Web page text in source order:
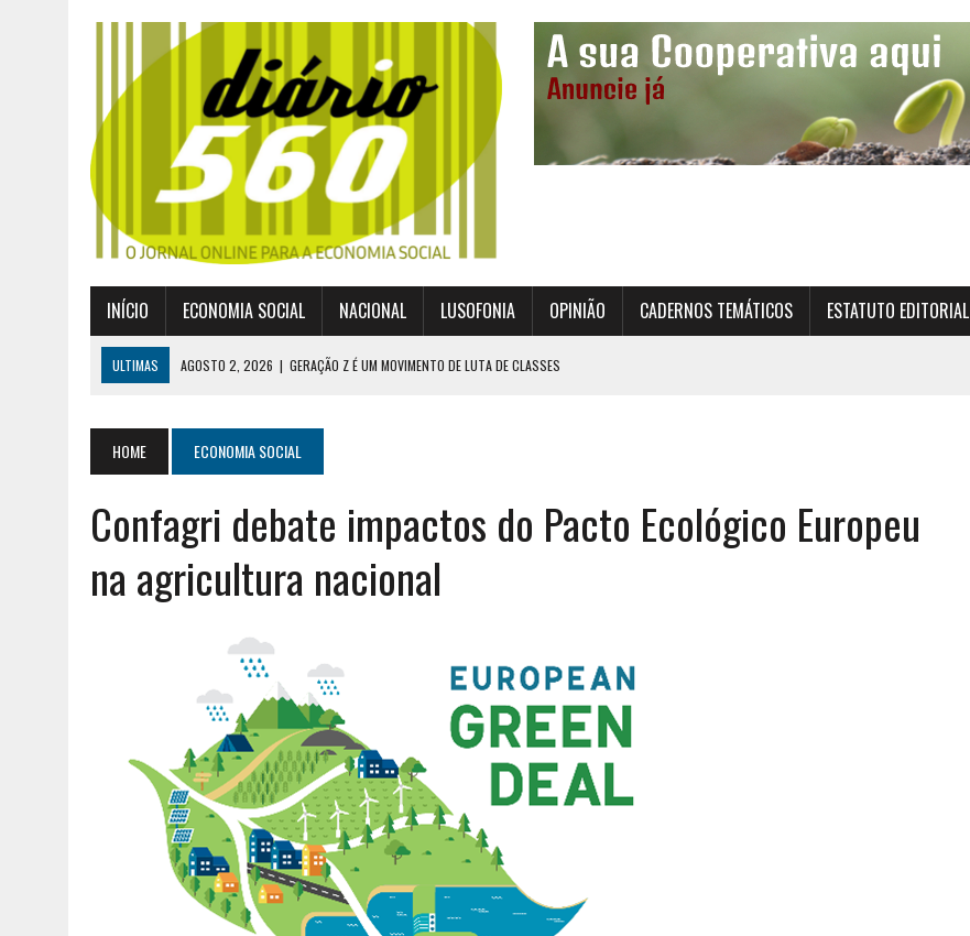
INÍCIO ECONOMIA SOCIAL NACIONAL LUSOFONIA OPINIÃO CADERNOS TEMÁTICOS ESTATUTO EDITORIAL
ULTIMAS AGOSTO 2, 2026 | GERAÇÃO Z É UM MOVIMENTO DE LUTA DE CLASSES
JULHO 26, 2026 | UM MARCO QUE REDEFINE O COOPERATIVISMO GLOBAL
AGOSTO 6, 2026
UM ENTRE MUITOS
HOME ECONOMIA SOCIAL
Confagri debate impactos do Pacto Ecológico Europeu
na agricultura nacional